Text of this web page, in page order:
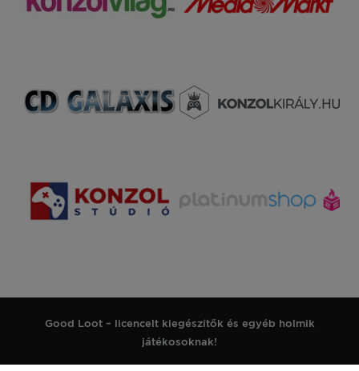
Good Loot – licencelt kiegészítők és egyéb holmik
játékosoknak!